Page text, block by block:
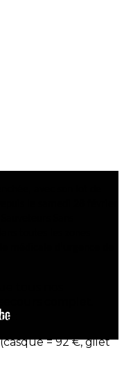
:
= 92 €, gilet